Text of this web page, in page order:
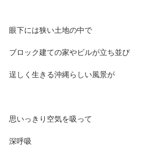
眼下には狭い土地の中で
ブロック建ての家やビルが立ち並び
逞しく生きる沖縄らしい風景が
思いっきり空気を吸って
深呼吸